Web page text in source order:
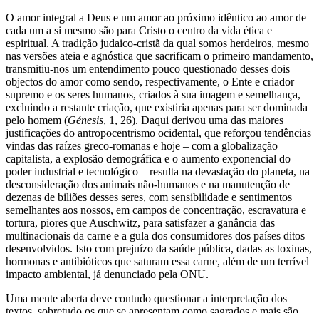
O amor integral a Deus e um amor ao próximo idêntico ao amor de
cada um a si mesmo são para Cristo o centro da vida ética e
espiritual. A tradição judaico-cristã da qual somos herdeiros, mesmo
nas versões ateia e agnóstica que sacrificam o primeiro mandamento,
transmitiu-nos um entendimento pouco questionado desses dois
objectos do amor como sendo, respectivamente, o Ente e criador
supremo e os seres humanos, criados à sua imagem e semelhança,
excluindo a restante criação, que existiria apenas para ser dominada
pelo homem (Génesis, 1, 26). Daqui derivou uma das maiores
justificações do antropocentrismo ocidental, que reforçou tendências
vindas das raízes greco-romanas e hoje – com a globalização
capitalista, a explosão demográfica e o aumento exponencial do
poder industrial e tecnológico – resulta na devastação do planeta, na
desconsideração dos animais não-humanos e na manutenção de
dezenas de biliões desses seres, com sensibilidade e sentimentos
semelhantes aos nossos, em campos de concentração, escravatura e
tortura, piores que Auschwitz, para satisfazer a ganância das
multinacionais da carne e a gula dos consumidores dos países ditos
desenvolvidos. Isto com prejuízo da saúde pública, dadas as toxinas,
hormonas e antibióticos que saturam essa carne, além de um terrível
impacto ambiental, já denunciado pela ONU.
Uma mente aberta deve contudo questionar a interpretação dos